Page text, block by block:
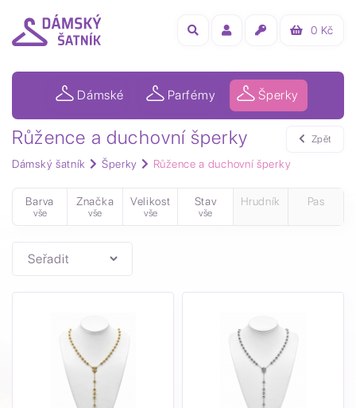
0 Kč
Dámské Parfémy Šperky
Růžence a duchovní šperky
Dámský šatník Šperky Růžence a duchovní šperky
Zpět
Barva
vše
Značka
vše
Velikost
vše
Stav
vše
Hrudník Pas